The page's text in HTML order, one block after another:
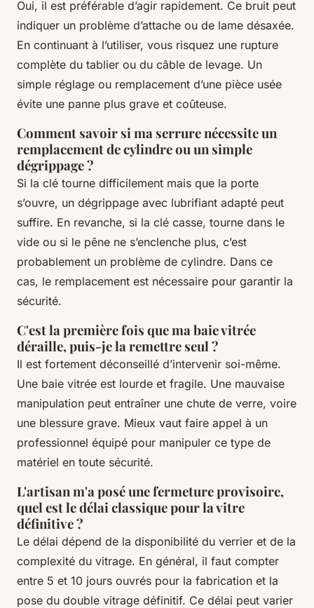
Oui, il est préférable d’agir rapidement. Ce bruit peut
indiquer un problème d’attache ou de lame désaxée.
En continuant à l’utiliser, vous risquez une rupture
complète du tablier ou du câble de levage. Un
simple réglage ou remplacement d’une pièce usée
évite une panne plus grave et coûteuse.
Comment savoir si ma serrure nécessite un
remplacement de cylindre ou un simple
dégrippage ?
Si la clé tourne difficilement mais que la porte
s’ouvre, un dégrippage avec lubrifiant adapté peut
suffire. En revanche, si la clé casse, tourne dans le
vide ou si le pêne ne s’enclenche plus, c’est
probablement un problème de cylindre. Dans ce
cas, le remplacement est nécessaire pour garantir la
sécurité.
C'est la première fois que ma baie vitrée
déraille, puis-je la remettre seul ?
Il est fortement déconseillé d’intervenir soi-même.
Une baie vitrée est lourde et fragile. Une mauvaise
manipulation peut entraîner une chute de verre, voire
une blessure grave. Mieux vaut faire appel à un
professionnel équipé pour manipuler ce type de
matériel en toute sécurité.
L'artisan m'a posé une fermeture provisoire,
quel est le délai classique pour la vitre
définitive ?
Le délai dépend de la disponibilité du verrier et de la
complexité du vitrage. En général, il faut compter
entre 5 et 10 jours ouvrés pour la fabrication et la
pose du double vitrage définitif. Ce délai peut varier